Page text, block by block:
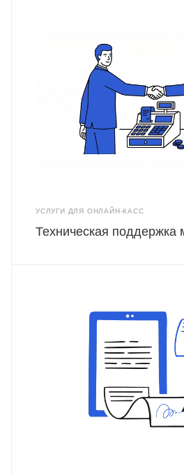
УСЛУГИ ДЛЯ ОНЛАЙН-КАСС
Техническая поддержка